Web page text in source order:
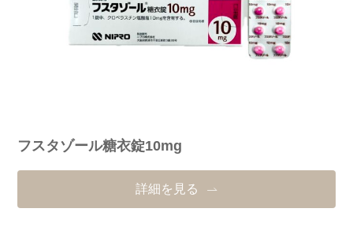
フスタゾール糖衣錠10mg
詳細を見る